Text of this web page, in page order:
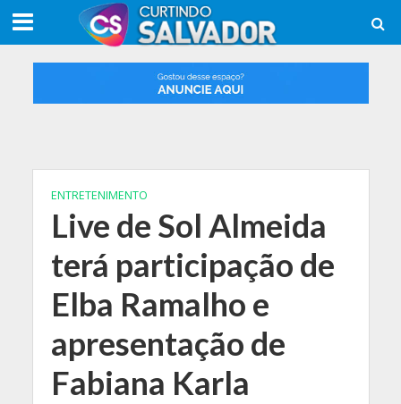
ENTRETENIMENTO
Live de Sol Almeida
terá participação de
Elba Ramalho e
apresentação de
Fabiana Karla